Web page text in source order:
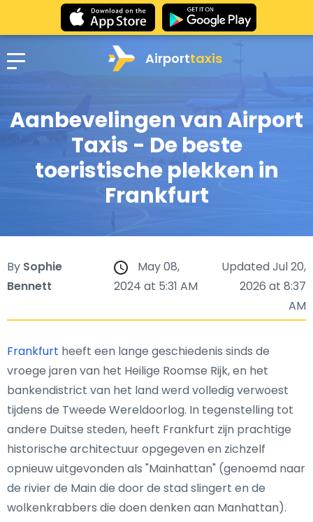
Airporttaxis
Aanbevelingen van Airport
Taxis - De beste
toeristische plekken in
Frankfurt
By Sophie
Bennett
May 08,
2024 at 5:31 AM
Updated Jul 20,
2026 at 8:37
AM
Frankfurt heeft een lange geschiedenis sinds de
vroege jaren van het Heilige Roomse Rijk, en het
bankendistrict van het land werd volledig verwoest
tijdens de Tweede Wereldoorlog. In tegenstelling tot
andere Duitse steden, heeft Frankfurt zijn prachtige
historische architectuur opgegeven en zichzelf
opnieuw uitgevonden als "Mainhattan" (genoemd naar
de rivier de Main die door de stad slingert en de
wolkenkrabbers die doen denken aan Manhattan).